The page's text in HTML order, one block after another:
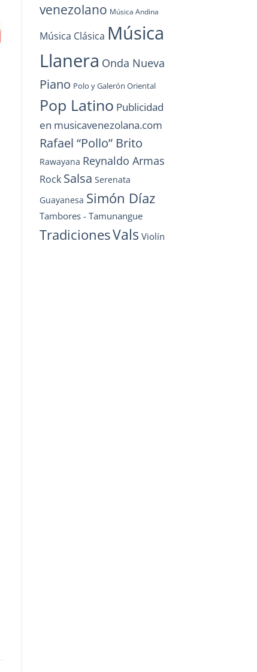
venezolano Música Andina
Música Clásica Música
Llanera Onda Nueva
Piano Polo y Galerón Oriental
Pop Latino Publicidad
en musicavenezolana.com
Rafael “Pollo” Brito
Rawayana Reynaldo Armas
Rock Salsa Serenata
Guayanesa Simón Díaz
Tambores - Tamunangue
TradicionesVals Violín